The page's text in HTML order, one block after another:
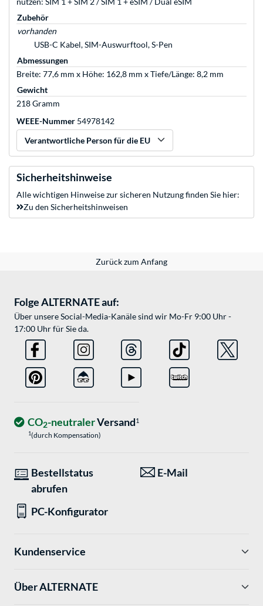
Zubehör
vorhanden
USB-C Kabel, SIM-Auswurftool, S-Pen
Abmessungen
Breite: 77,6 mm x Höhe: 162,8 mm x Tiefe/Länge: 8,2 mm
Gewicht
218 Gramm
WEEE-Nummer 54978142
Verantwortliche Person für die EU
Sicherheitshinweise
Alle wichtigen Hinweise zur sicheren Nutzung finden Sie hier:
Zu den Sicherheitshinweisen
Zurück zum Anfang
Folge ALTERNATE auf:
Über unsere Social-Media-Kanäle sind wir Mo-Fr 9:00 Uhr -
17:00 Uhr für Sie da.
CO2-neutralerVersand1
1(durch Kompensation)
Bestellstatus
abrufen
E-Mail
PC-Konfigurator
Kundenservice
Über ALTERNATE